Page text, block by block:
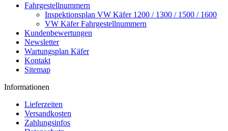
Fahrgestellnummern
Inspektionsplan VW Käfer 1200 / 1300 / 1500 / 1600
VW Käfer Fahrgestellnummern
Kundenbewertungen
Newsletter
Wartungsplan Käfer
Kontakt
Sitemap
Informationen
Lieferzeiten
Versandkosten
Zahlungsinfos